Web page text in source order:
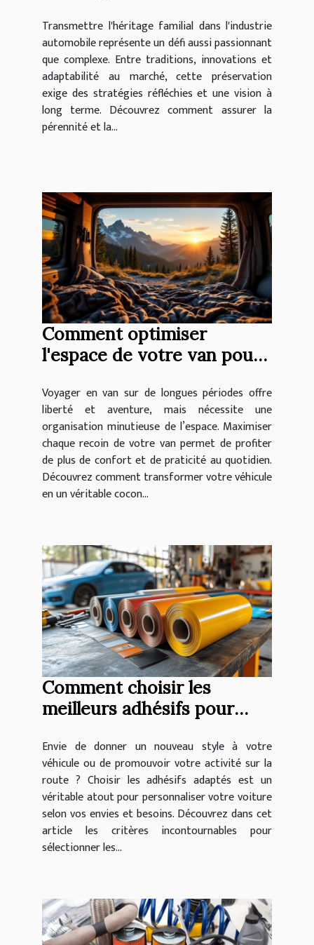
Transmettre l'héritage familial dans l'industrie
automobile représente un défi aussi passionnant
que complexe. Entre traditions, innovations et
adaptabilité au marché, cette préservation
exige des stratégies réfléchies et une vision à
long terme. Découvrez comment assurer la
pérennité et la...
Comment optimiser
l'espace de votre van pour
Voyager en van sur de longues périodes offre
liberté et aventure, mais nécessite une
organisation minutieuse de l’espace. Maximiser
chaque recoin de votre van permet de profiter
de plus de confort et de praticité au quotidien.
Découvrez comment transformer votre véhicule
en un véritable cocon...
Comment choisir les
meilleurs adhésifs pour
véhicule ?
Envie de donner un nouveau style à votre
véhicule ou de promouvoir votre activité sur la
route ? Choisir les adhésifs adaptés est un
véritable atout pour personnaliser votre voiture
selon vos envies et besoins. Découvrez dans cet
article les critères incontournables pour
sélectionner les...